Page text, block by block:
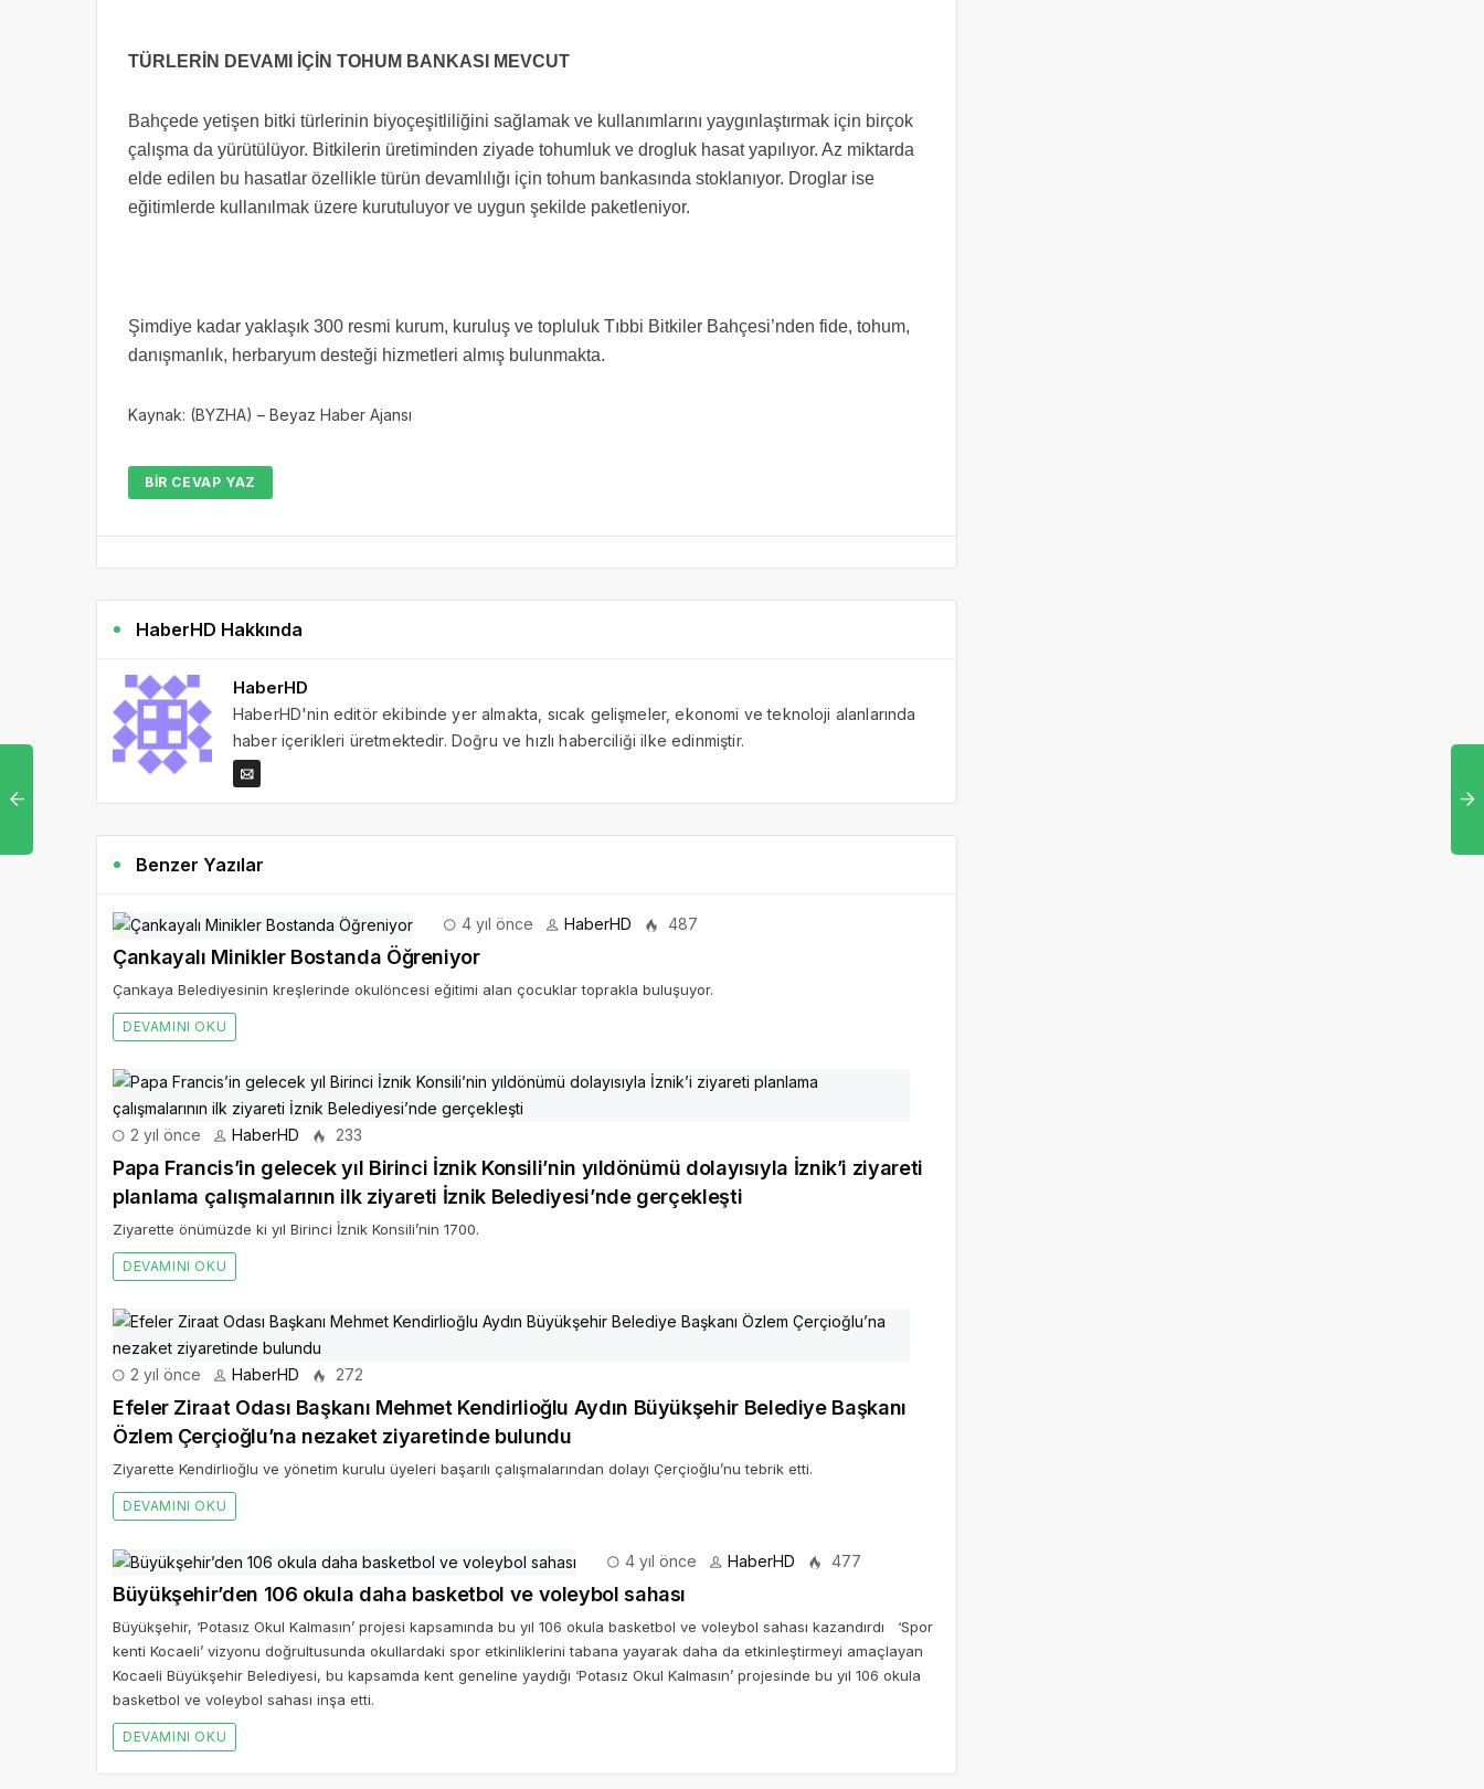
TÜRLERİN DEVAMI İÇİN TOHUM BANKASI MEVCUT
Bahçede yetişen bitki türlerinin biyoçeşitliliğini sağlamak ve kullanımlarını yaygınlaştırmak için birçok
çalışma da yürütülüyor. Bitkilerin üretiminden ziyade tohumluk ve drogluk hasat yapılıyor. Az miktarda
elde edilen bu hasatlar özellikle türün devamlılığı için tohum bankasında stoklanıyor. Droglar ise
eğitimlerde kullanılmak üzere kurutuluyor ve uygun şekilde paketleniyor.
Şimdiye kadar yaklaşık 300 resmi kurum, kuruluş ve topluluk Tıbbi Bitkiler Bahçesi’nden fide, tohum,
danışmanlık, herbaryum desteği hizmetleri almış bulunmakta.
Kaynak: (BYZHA) – Beyaz Haber Ajansı
BIR CEVAP YAZ
HaberHD Hakkında
HaberHD
HaberHD'nin editör ekibinde yer almakta, sıcak gelişmeler, ekonomi ve teknoloji alanlarında
haber içerikleri üretmektedir. Doğru ve hızlı haberciliği ilke edinmiştir.
Benzer Yazılar
4 yıl önce HaberHD 487
Çankayalı Minikler Bostanda Öğreniyor
Çankaya Belediyesinin kreşlerinde okulöncesi eğitimi alan çocuklar toprakla buluşuyor.
DEVAMINI OKU
2 yıl önce HaberHD 233
Papa Francis’in gelecek yıl Birinci İznik Konsili’nin yıldönümü dolayısıyla İznik’i ziyareti
planlama çalışmalarının ilk ziyareti İznik Belediyesi’nde gerçekleşti
Ziyarette önümüzde ki yıl Birinci İznik Konsili’nin 1700.
DEVAMINI OKU
2 yıl önce HaberHD 272
Efeler Ziraat Odası Başkanı Mehmet Kendirlioğlu Aydın Büyükşehir Belediye Başkanı
Özlem Çerçioğlu’na nezaket ziyaretinde bulundu
Ziyarette Kendirlioğlu ve yönetim kurulu üyeleri başarılı çalışmalarından dolayı Çerçioğlu’nu tebrik etti.
DEVAMINI OKU
4 yıl önce HaberHD 477
Büyükşehir’den 106 okula daha basketbol ve voleybol sahası
Büyükşehir, ‘Potasız Okul Kalmasın’ projesi kapsamında bu yıl 106 okula basketbol ve voleybol sahası kazandırdı ‘Spor
kenti Kocaeli’ vizyonu doğrultusunda okullardaki spor etkinliklerini tabana yayarak daha da etkinleştirmeyi amaçlayan
Kocaeli Büyükşehir Belediyesi, bu kapsamda kent geneline yaydığı ‘Potasız Okul Kalmasın’ projesinde bu yıl 106 okula
basketbol ve voleybol sahası inşa etti.
DEVAMINI OKU